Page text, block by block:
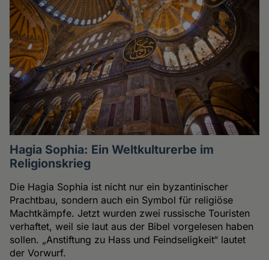
Hagia Sophia: Ein Weltkulturerbe im
Religionskrieg
Die Hagia Sophia ist nicht nur ein byzantinischer
Prachtbau, sondern auch ein Symbol für religiöse
Machtkämpfe. Jetzt wurden zwei russische Touristen
verhaftet, weil sie laut aus der Bibel vorgelesen haben
sollen. „Anstiftung zu Hass und Feindseligkeit“ lautet
der Vorwurf.